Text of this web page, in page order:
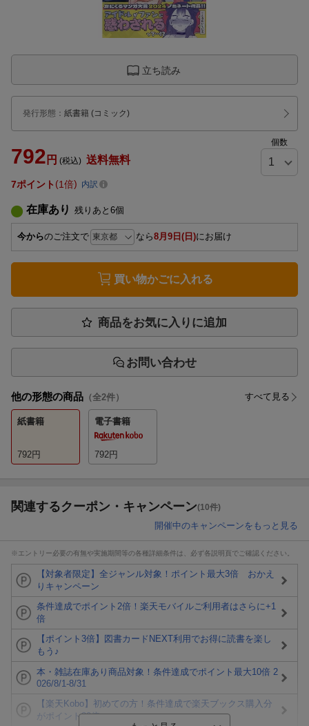
立ち読み
発行形態 ： 紙書籍 (コミック)
792 円 (税込) 送料無料
個数
7ポイント 1倍 内訳
在庫あり 残りあと 6個
今からのご注文で なら8月9日(日)にお届け
買い物かごに入れる
商品をお気に入りに追加
お問い合わせ
他の形態の商品 （全2件） すべて見る
紙書籍
792円
電子書籍
792円
関連するクーポン・キャンペーン(10件)
開催中のキャンペーンをもっと見る
※エントリー必要の有無や実施期間等の各種詳細条件は、必ず各説明頁でご確認ください。
【対象者限定】全ジャンル対象！ポイント最大3倍 おかえ
りキャンペーン
条件達成でポイント2倍！楽天モバイルご利用者はさらに+1
倍
【ポイント3倍】図書カードNEXT利用でお得に読書を楽し
もう♪
本・雑誌在庫あり商品対象！条件達成でポイント最大10倍 2
026/8/1-8/31
【楽天Kobo】初めての方！条件達成で楽天ブックス購入分
がポイント20倍